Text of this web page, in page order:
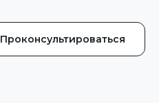
Проконсультироваться